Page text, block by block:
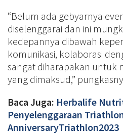
“Belum ada gebyarnya
diselenggarai dan ini
kedepannya dibawah
komunikasi, kolaborasi
sangat diharapakan untuk
yang dimaksud,”
Baca Juga: Herbalife
Penyelenggaraan
AnniversaryTriathlon2023